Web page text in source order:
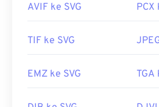
daring. Untuk konversi ke
Untuk mengonversi berkas
kami.
AVIF ke SVG PCX
TIF ke SVG
EMZ ke SVG TGA